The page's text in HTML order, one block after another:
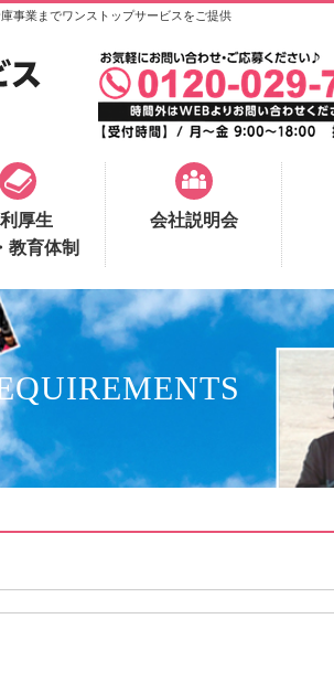
事業までワンストップサービスをご提供
厚生
教育体制
会社説明会